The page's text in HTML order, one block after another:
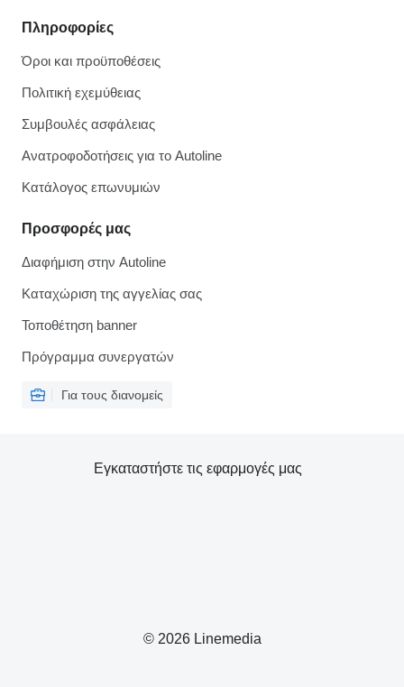
Πληροφορίες
Όροι και προϋποθέσεις
Πολιτική εχεμύθειας
Συμβουλές ασφάλειας
Ανατροφοδοτήσεις για το Autoline
Κατάλογος επωνυμιών
Προσφορές μας
Διαφήμιση στην Autoline
Καταχώριση της αγγελίας σας
Τοποθέτηση banner
Πρόγραμμα συνεργατών
Για τους διανομείς
© 2026 Linemedia
Εγκαταστήστε τις εφαρμογές μας